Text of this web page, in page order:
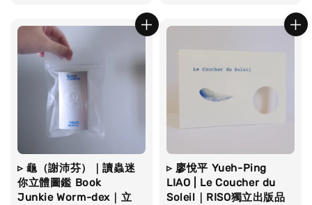
▹ 龜（謝沛芬）｜讀蟲迷
你立體圖鑑 Book
Junkie Worm-dex｜立
▹ 廖悅平 Yueh-Ping
LIAO | Le Coucher du
Soleil｜RISO獨立出版品